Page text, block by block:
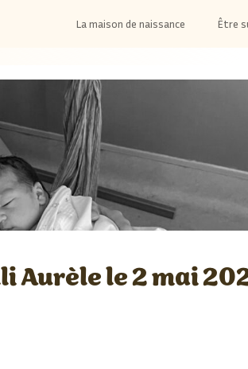
La maison de naissance Être
Aurèle le 2 mai